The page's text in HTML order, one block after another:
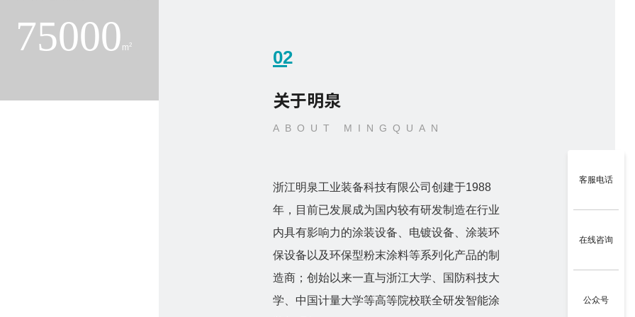
75000 m2
02
关于明泉
ABOUT MINGQUAN
浙江明泉工业装备科技有限公司创建于1988
年，目前已发展成为国内较有研发制造在行业
内具有影响力的涂装设备、电镀设备、涂装环
保设备以及环保型粉末涂料等系列化产品的制
造商；创始以来一直与浙江大学、国防科技大
学、中国计量大学等高等院校联全研发智能涂
客服电话
在线咨询
公众号